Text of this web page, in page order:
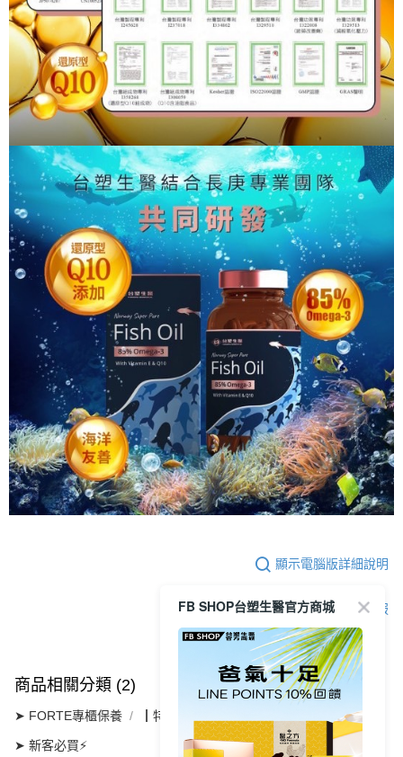
顯示電腦版詳細說明
客服
商品相關分類 (2)
➤ FORTE專櫃保養 ┃特殊護理系列
➤ 新客必買⚡
FB SHOP台塑生醫官方商城